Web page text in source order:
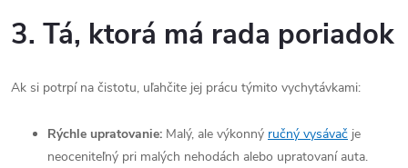
3. Tá, ktorá má rada poriadok
Ak si potrpí na čistotu, uľahčite jej prácu týmito vychytávkami:
Rýchle upratovanie: Malý, ale výkonný ručný vysávač je
neoceniteľný pri malých nehodách alebo upratovaní auta.